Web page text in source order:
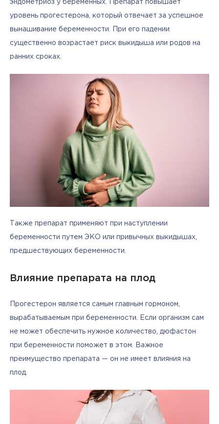
эндометриоз у беременных. Препарат повышает
уровень прогестерона, который отвечает за успешное
вынашивание беременности. При его падении
существенно возрастает риск выкидыша или родов на
ранних сроках.
Также препарат применяют при наступлении
беременности путем ЭКО или привычных выкидышах,
предшествующих беременности.
Влияние препарата на плод
Прогестерон является самым главным гормоном,
вырабатываемым при беременности. Если организм сам
не может обеспечить нужное количество, дюфастон
при беременности поможет в этом. Важное
преимущество препарата — он не имеет влияния на
плод.